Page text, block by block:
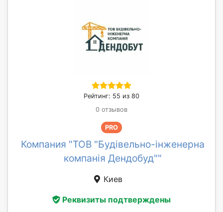
Рейтинг: 55 из 80
0 отзывов
PRO
Компания "ТОВ "Будівельно-інженерна
компанія Дендобуд""
Киев
Реквизиты подтверждены